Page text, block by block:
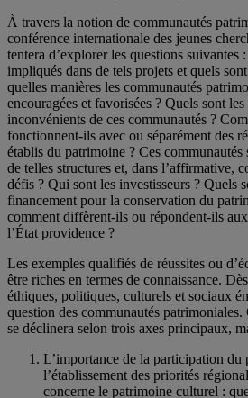
À travers la notion de communautés
conférence internationale des jeunes
tentera d’explorer les questions suivantes
impliqués dans de tels projets et quels
quelles manières les communautés
encouragées et favorisées ? Quels sont les
inconvénients de ces communautés ?
fonctionnent-ils avec ou séparément des
établis du patrimoine ? Ces
de telles structures et, dans l’affirmative,
défis ? Qui sont les investisseurs ? Quels
financement pour la conservation du
comment diffèrent-ils ou répondent-ils
l’État providence ?
Les exemples qualifiés de réussites ou
être riches en termes de connaissance.
éthiques, politiques, culturels et sociaux
question des communautés
se déclinera selon trois axes principaux,
L’importance de la participation du
l’établissement des priorités
concerne le patrimoine culturel :